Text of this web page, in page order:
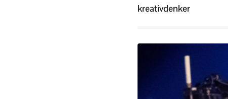
kreativdenker